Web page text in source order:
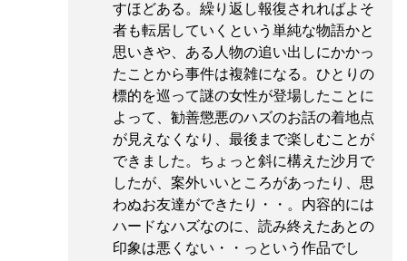
すほどある。繰り返し報復されればよそ
者も転居していくという単純な物語かと
思いきや、ある人物の追い出しにかかっ
たことから事件は複雑になる。ひとりの
標的を巡って謎の女性が登場したことに
よって、勧善懲悪のハズのお話の着地点
が見えなくなり、最後まで楽しむことが
できました。ちょっと斜に構えた沙月で
したが、案外いいところがあったり、思
わぬお友達ができたり・・。内容的には
ハードなハズなのに、読み終えたあとの
印象は悪くない・・っという作品でし